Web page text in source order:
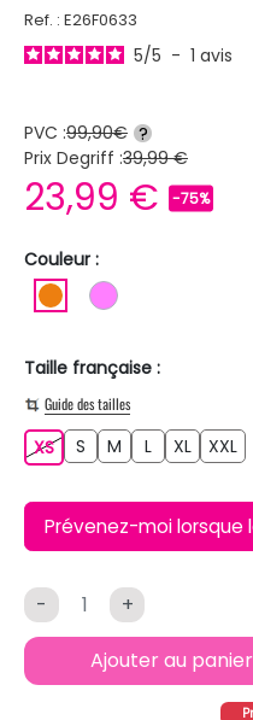
Ref. : E26F0633
5/5 - 1 avis
PVC :99,90€ ?
Prix Degriff :39,99 €
23,99 € -75%
Couleur :
ORANGEROSE
Taille française :
Guide des tailles
XSXS S M L XL XXL
Prévenez-moi lorsque
- +
Ajouter au panier